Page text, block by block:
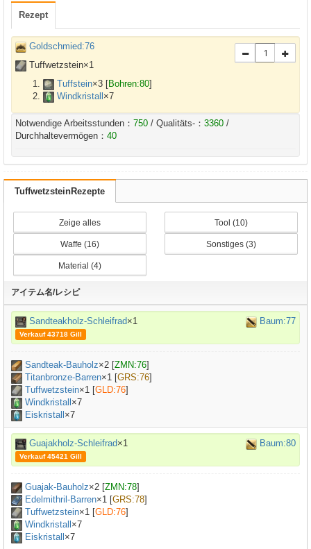
Rezept
Goldschmied:76
Tuffwetzstein×1
Tuffstein×3 [Bohren:80]
Windkristall ×7
Notwendige Arbeitsstunden： 750 / Qualitäts-： 3360 /
Durchhaltevermögen： 40
TuffwetzsteinRezepte
Zeige alles Tool (10)
Waffe (16) Sonstiges (3)
Material (4)
アイテム名/レシピ
Sandteakholz-Schleifrad×1 Baum:77
Verkauf 43718 Gill
Sandteak-Bauholz×2 [ZMN:76]
Titanbronze-Barren×1 [GRS:76]
Tuffwetzstein×1 [GLD:76]
Windkristall ×7
Eiskristall ×7
Guajakholz-Schleifrad×1 Baum:80
Verkauf 45421 Gill
Guajak-Bauholz×2 [ZMN:78]
Edelmithril-Barren×1 [GRS:78]
Tuffwetzstein×1 [GLD:76]
Windkristall ×7
Eiskristall ×7